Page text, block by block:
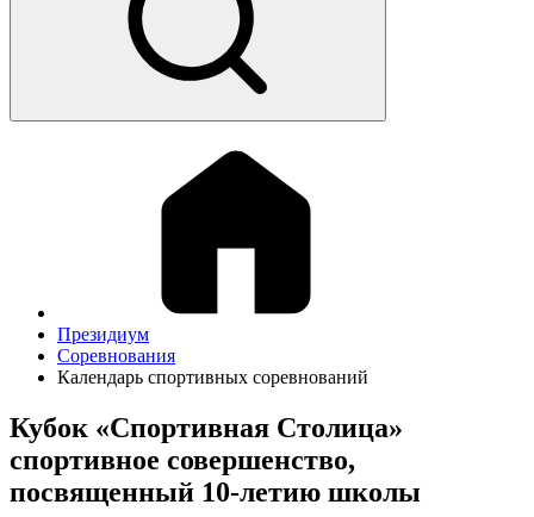
Президиум
Соревнования
Календарь спортивных соревнований
Кубок «Спортивная Столица»
спортивное совершенство,
посвященный 10-летию школы